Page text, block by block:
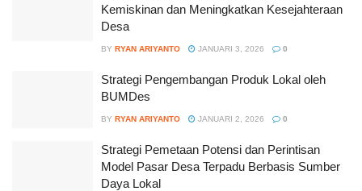
Kemiskinan dan Meningkatkan Kesejahteraan
Desa
BY RYAN ARIYANTO JANUARI 3, 2026 0
Strategi Pengembangan Produk Lokal oleh
BUMDes
BY RYAN ARIYANTO JANUARI 2, 2026 0
Strategi Pemetaan Potensi dan Perintisan
Model Pasar Desa Terpadu Berbasis Sumber
Daya Lokal